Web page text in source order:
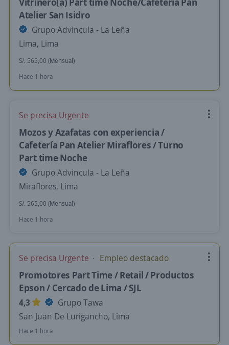
Atelier San Isidro
Grupo Advincula - La Leña
Lima, Lima
S/. 565,00 (Mensual)
Hace 1 hora
Se precisa Urgente
Mozos y Azafatas con experiencia /
Cafetería Pan Atelier Miraflores / Turno
Part time Noche
Grupo Advincula - La Leña
Miraflores, Lima
S/. 565,00 (Mensual)
Hace 1 hora
Se precisa Urgente Empleo destacado
Promotores Part Time / Retail / Productos
Epson / Cercado de Lima / SJL
4,3
Grupo Tawa
San Juan De Lurigancho, Lima
Hace 1 hora